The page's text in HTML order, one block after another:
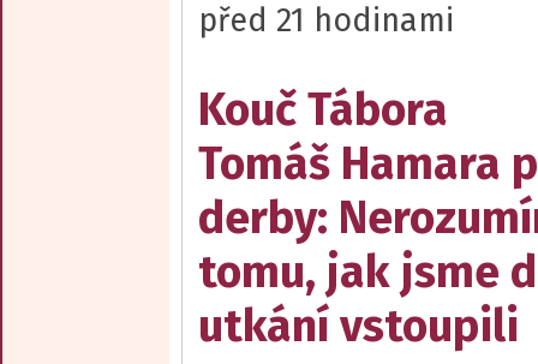
před 21 hodinami
Kouč Tábora
Tomáš Hamara
derby:
tomu, jak jsme
utkání vstoupili